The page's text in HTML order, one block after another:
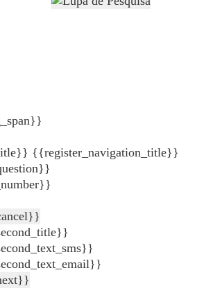
{{register_navigation_title}}